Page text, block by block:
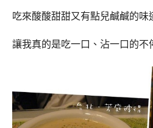
吃來酸酸甜甜又有點兒鹹鹹的味
讓我真的是吃一口、沾一口的不